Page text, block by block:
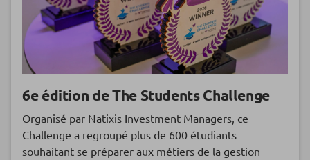
6e édition de The Students Challenge
Organisé par Natixis Investment Managers, ce
Challenge a regroupé plus de 600 étudiants
souhaitant se préparer aux métiers de la gestion